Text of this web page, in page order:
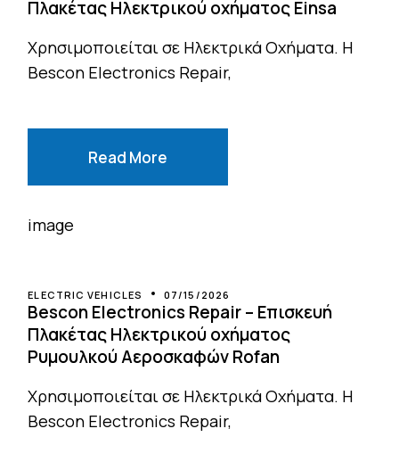
Πλακέτας Ηλεκτρικού οχήματος Einsa
Χρησιμοποιείται σε Ηλεκτρικά Οχήματα. Η
Bescon Electronics Repair,
Read More
ELECTRIC VEHICLES 07/15/2026
Bescon Electronics Repair – Επισκευή
Πλακέτας Ηλεκτρικού οχήματος
Ρυμουλκού Αεροσκαφών Rofan
Χρησιμοποιείται σε Ηλεκτρικά Οχήματα. Η
Bescon Electronics Repair,